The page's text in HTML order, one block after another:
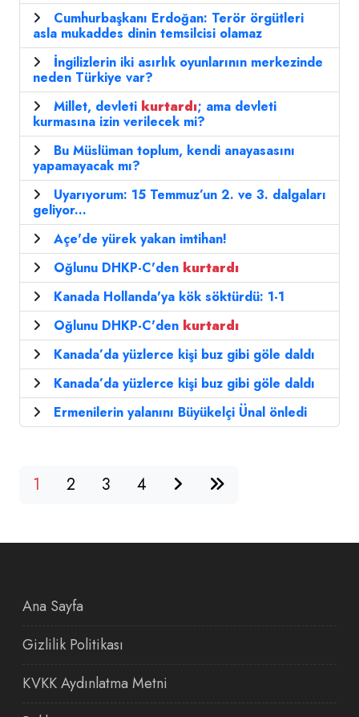
Cumhurbaşkanı Erdoğan: Terör örgütleri
asla mukaddes dinin temsilcisi olamaz
İngilizlerin iki asırlık oyunlarının merkezinde
neden Türkiye var?
Millet, devleti kurtardı; ama devleti
kurmasına izin verilecek mi?
Bu Müslüman toplum, kendi anayasasını
yapamayacak mı?
Uyarıyorum: 15 Temmuz’un 2. ve 3. dalgaları
geliyor...
Açe'de yürek yakan imtihan!
Oğlunu DHKP-C'den kurtardı
Kanada Hollanda'ya kök söktürdü: 1-1
Oğlunu DHKP-C'den kurtardı
Kanada’da yüzlerce kişi buz gibi göle daldı
Kanada’da yüzlerce kişi buz gibi göle daldı
Ermenilerin yalanını Büyükelçi Ünal önledi
1 2 3 4
Ana Sayfa
Gizlilik Politikası
KVKK Aydınlatma Metni